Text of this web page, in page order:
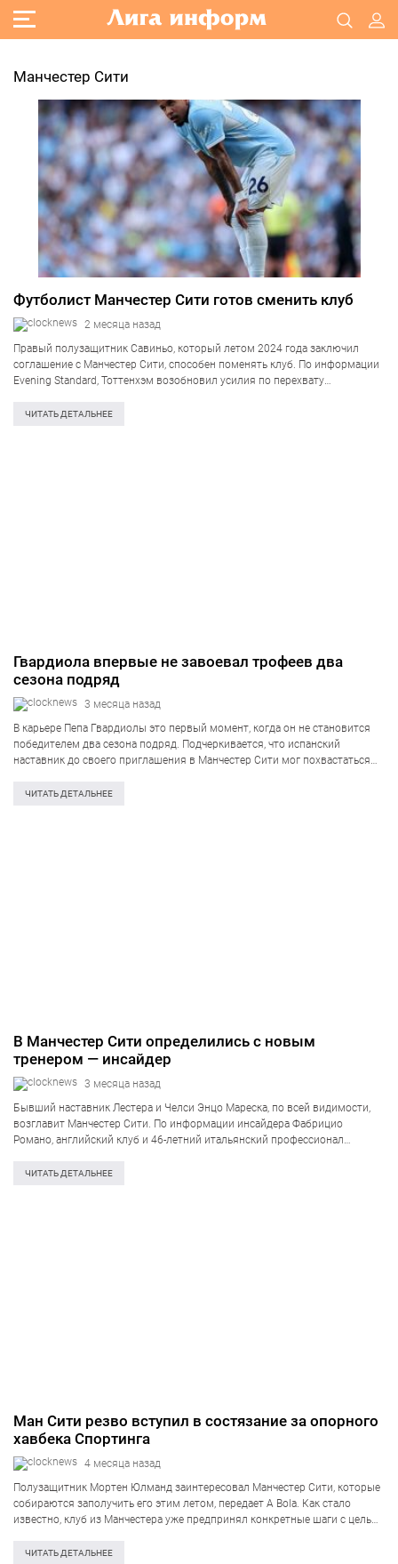
Манчестер Сити
Футболист Манчестер Сити готов сменить клуб
2 месяца назад
Правый полузащитник Савиньо, который летом 2024 года заключил
соглашение с Манчестер Сити, способен поменять клуб. По информации
Evening Standard, Тоттенхэм возобновил усилия по перехвату
лондонцы добились договоренности о переходе Савиньо, но по ряду…
ЧИТАТЬ ДЕТАЛЬНЕЕ
Гвардиола впервые не завоевал трофеев два
сезона подряд
3 месяца назад
В карьере Пепа Гвардиолы это первый момент, когда он не становится
победителем два сезона подряд. Подчеркивается, что испанский
наставник до своего приглашения в Манчестер Сити мог похвастаться
брал Ла Лигу, а…
ЧИТАТЬ ДЕТАЛЬНЕЕ
В Манчестер Сити определились с новым
тренером — инсайдер
3 месяца назад
Бывший наставник Лестера и Челси Энцо Мареска, по всей видимости,
возглавит Манчестер Сити. По информации инсайдера Фабрицио
Романо, английский клуб и 46-летний итальянский профессионал
Ожидается, что соглашение нового рулевого будет рассчитано на три…
ЧИТАТЬ ДЕТАЛЬНЕЕ
Ман Сити резво вступил в состязание за опорного
хавбека Спортинга
4 месяца назад
Полузащитник Мортен Юлманд заинтересовал Манчестер Сити, которые
собираются заполучить его этим летом, передает A Bola. Как стало
известно, клуб из Манчестера уже предпринял конкретные шаги с целью
следили Ювентус и Манчестер Юнайтед,…
ЧИТАТЬ ДЕТАЛЬНЕЕ